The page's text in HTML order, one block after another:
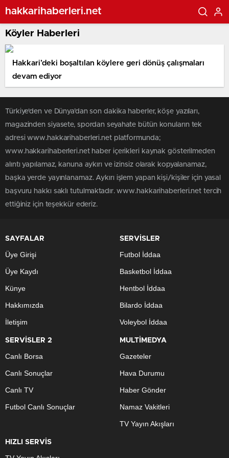
hakkarihaberleri.net
Köyler Haberleri
Hakkari’deki boşaltılan köylere geri dönüş çalışmaları
devam ediyor
Türkiye'den ve Dünya’dan son dakika haberler, köşe yazıları,
magazinden siyasete, spordan seyahate bütün konuların tek
adresi www.hakkarihaberleri.net platformunda;
www.hakkarihaberleri.net haber içerikleri kaynak gösterilmeden
alıntı yapılamaz, kanuna aykırı ve izinsiz olarak kopyalanamaz,
başka yerde yayınlanamaz. Aykırı işlem yapan kişi/kişiler için yasal
başvuru hakkı saklı tutulmaktadır. www.hakkarihaberleri.net tercih
ettiğiniz için teşekkür ederiz.
SAYFALAR
Üye Girişi
Üye Kaydı
Künye
Hakkımızda
İletişim
SERVİSLER
Futbol İddaa
Basketbol İddaa
Hentbol İddaa
Bilardo İddaa
Voleybol İddaa
SERVİSLER 2
Canlı Borsa
Canlı Sonuçlar
Canlı TV
Futbol Canlı Sonuçlar
MULTİMEDYA
Gazeteler
Hava Durumu
Haber Gönder
Namaz Vakitleri
TV Yayın Akışları
HIZLI SERVİS